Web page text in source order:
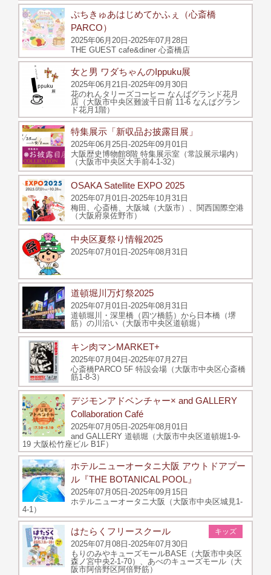
ぷちきゅあはじめてかふぇ（心斎橋
PARCO）
2025年06月20日-2025年07月28日
THE GUEST cafe&diner 心斎橋店
女と男 ワダちゃんのIppuku展
2025年06月21日-2025年09月30日
花のれんタリーズコーヒー なんばグランド花月
店（大阪市中央区難波千日前 11-6 なんばグラン
ド花月1階）
特集展示「新収品お披露目展」
2025年06月25日-2025年09月01日
大阪歴史博物館8階 特集展示室（常設展示場内）
（大阪市中央区大手前4-1-32）
OSAKA Satellite EXPO 2025
2025年07月01日-2025年10月31日
梅⽥、⼼斎橋、⼤阪城（大阪市）、関西国際空港
（大阪府泉佐野市）
中央区夏祭り情報2025
2025年07月01日-2025年08月31日
道頓堀川万灯祭2025
2025年07月01日-2025年08月31日
道頓堀川・深里橋（四ツ橋筋）から日本橋（堺
筋）の川沿い（大阪市中央区道頓堀）
キン肉マンMARKET+
2025年07月04日-2025年07月27日
心斎橋PARCO 5F 特設会場（大阪市中央区心斎橋
筋1-8-3）
デジモンアドベンチャー× and GALLERY
Collaboration Café
2025年07月05日-2025年08月01日
and GALLERY 道頓堀（大阪市中央区道頓堀1-9-
19 大阪松竹座ビル B1F）
ホテルニューオータニ大阪 アウトドアプー
ル『THE BOTANICAL POOL』
2025年07月05日-2025年09月15日
ホテルニューオータニ大阪（大阪市中央区城見1-
4-1）
キッズ
はたらくフリースクール
2025年07月08日-2025年07月30日
もりのみやキューズモールBASE（大阪市中央区
森ノ宮中央2-1-70）、あべのキューズモール（大
阪市阿倍野区阿倍野筋）